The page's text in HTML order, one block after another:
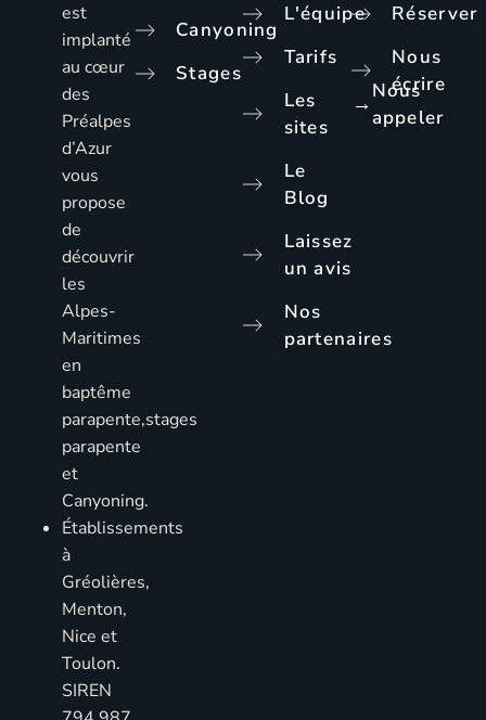
est
implanté
au cœur
des
Préalpes
d’Azur
vous
propose
de
découvrir
les
Alpes-
Maritimes
en
baptême
parapente,stages
parapente
et
Canyoning.
Établissements
à
Gréolières,
Menton,
Nice et
Toulon.
SIREN
Canyoning
Stages
L'équipe
Tarifs
Les
sites
Le
Blog
Laissez
un avis
Nos
partenaires
Réserver
Nous
écrire
→ Nous
appeler